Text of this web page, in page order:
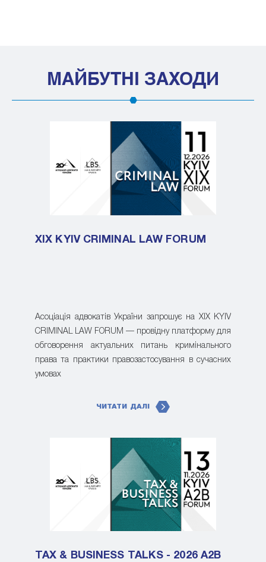
МАЙБУТНІ ЗАХОДИ
XIX KYIV CRIMINAL LAW FORUM
Асоціація адвокатів України запрошує на XIX KYIV
CRIMINAL LAW FORUM — провідну платформу для
обговорення актуальних питань кримінального
права та практики правозастосування в сучасних
умовах
ЧИТАТИ ДАЛІ
TAX & BUSINESS TALKS - 2026 A2B